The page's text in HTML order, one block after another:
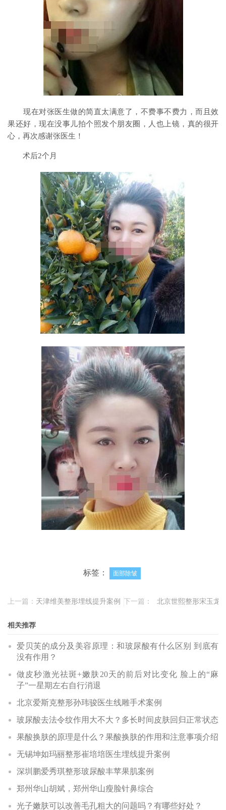
现在对张医生做的简直太满意了，不费事不费力，而且效
果还好，现在没事儿拍个照发个朋友圈，人也上镜，真的很开
心，再次感谢张医生！
术后2个月
标签： 面部除皱
上一篇： 天津维美整形埋线提升案例 下一篇： 北京世熙整形宋玉龙
相关推荐
爱贝芙的成分及美容原理：和玻尿酸有什么区别 到底有
没有作用？
做皮秒激光祛斑+嫩肤20天的前后对比变化 脸上的“麻
子”一星期左右自行消退
北京爱斯克整形孙玮骏医生线雕手术案例
玻尿酸去法令纹作用大不大？多长时间皮肤回归正常状态
果酸换肤的原理是什么？果酸换肤的作用和注意事项介绍
无锡坤如玛丽整形崔培培医生埋线提升案例
深圳鹏爱秀琪整形玻尿酸丰苹果肌案例
郑州华山胡斌，郑州华山瘦脸针鼻综合
光子嫩肤可以改善毛孔粗大的问题吗？有哪些好处？